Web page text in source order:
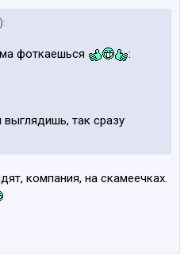
фоткаешься :
так сразу
компания, на скамеечках.